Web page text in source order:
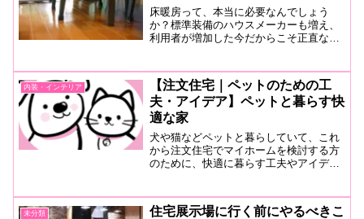
床暖房って、本当に必要なんでしょう
か？標準装備のハウスメーカーも増え、
利用者が増加した今だからこそ正直な口
なメリットやデメリットが見えてきた。
内装・インテリア
【注文住宅｜ペットのための工
夫・アイデア】ペットと暮らす快
適な家
犬や猫などペットと暮らしていて、これ
から注文住宅でマイホームを検討する方
のために、快適に暮らす工夫やアイデア
置や内装材などちょっとした工夫でその
後の暮らしを快適にできます。
未分類
住宅展示場に行く前にやるべきこ